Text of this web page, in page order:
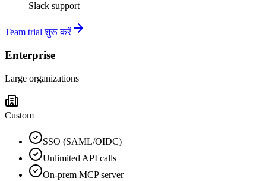
Slack support
Team trial शुरू करें
Enterprise
Large organizations
Custom
SSO (SAML/OIDC)
Unlimited API calls
On-prem MCP server